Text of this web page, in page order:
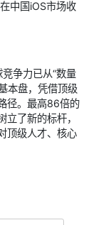
中国iOS市场收
争力已从“数量
本盘，凭借顶级
径。最高86倍的
了新的标杆，
顶级人才、核心